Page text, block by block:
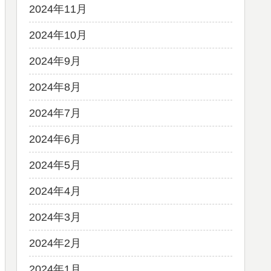
2024年11月
2024年10月
2024年9月
2024年8月
2024年7月
2024年6月
2024年5月
2024年4月
2024年3月
2024年2月